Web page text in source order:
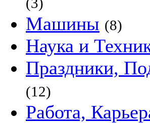
Машины (8)
Наука и
Праздники,
(12)
Работа,